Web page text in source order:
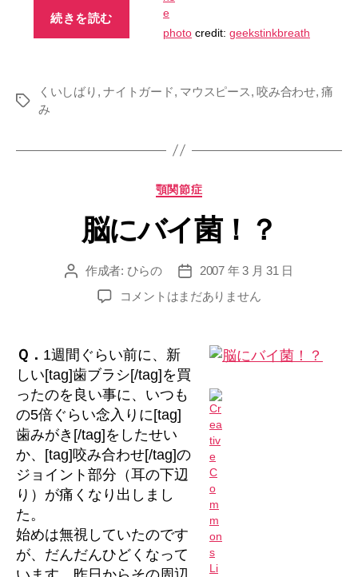
photo credit: geekstinkbreath
続きを読む
ー
つ
い
て”
タ
くいしばり ,ナイトガード, マウスピース,咬み合わせ,痛
み
カ
ゴ
リ
顎関節症
脳にバイ菌！？
投 作成者: ひらの
投
稿
日
2007 年 3 月 31 日
脳
イ
菌！？
へ
の
コメントはまだありません
Ｑ． 1週間ぐらい前に、新
しい[tag]歯ブラシ[/tag]を買
ったのを良い事に、いつも
の5倍ぐらい念入りに[tag]
歯みがき[/tag]をしたせい
か、[tag]咬み合わせ[/tag]の
ジョイント部分（耳の下辺
り）が痛くなり出しまし
た。
始めは無視していたのです
が、だんだんひどくなって